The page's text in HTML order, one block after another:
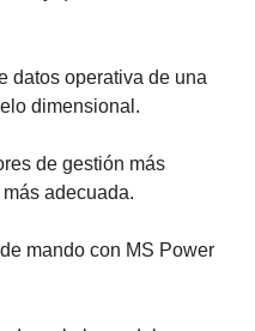
datos operativa de una
dimensional.
de gestión más
adecuada.
mando con MS Power